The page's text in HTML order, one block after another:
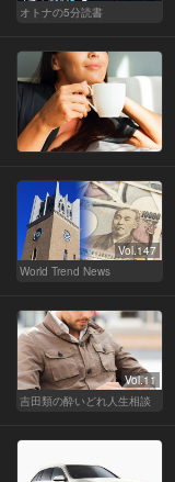
オトナの5分読書
Vol.147
World Trend News
Vol.11
吉田類の酔いどれ人生相談